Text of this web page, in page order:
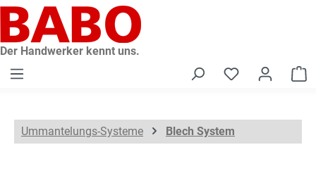
springen
Der Handwerker kennt uns.
Ummantelungs-Systeme Blech System